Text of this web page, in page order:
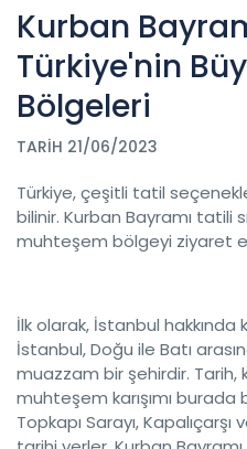
Kurban
Türkiye'nin
Bölgeleri
TARIH 21/06/2023
Türkiye, çeşitli tatil
bilinir. Kurban Bayramı tatili
muhteşem bölgeyi ziyaret
İlk olarak, İstanbul
İstanbul, Doğu ile Batı
muazzam bir şehirdir. Tarih,
muhteşem karışımı burada
Topkapı Sarayı,